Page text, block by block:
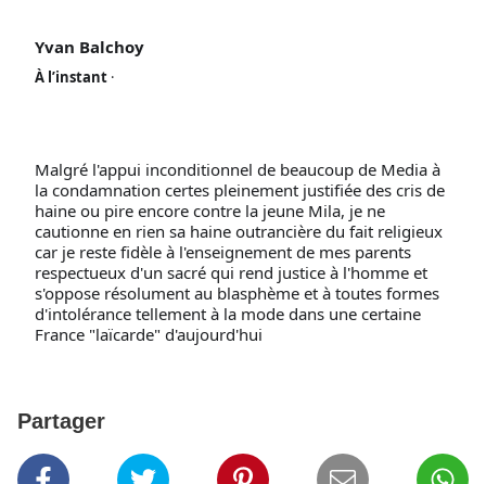
Yvan Balchoy
À l’instant ·
a
g
é
a
v
e
c
P
u
b
Malgré l'appui inconditionnel de beaucoup de Media à
la condamnation certes pleinement justifiée des cris de
haine ou pire encore contre la jeune Mila, je ne
cautionne en rien sa haine outrancière du fait religieux
car je reste fidèle à l'enseignement de mes parents
respectueux d'un sacré qui rend justice à l'homme et
s'oppose résolument au blasphème et à toutes formes
d'intolérance tellement à la mode dans une certaine
France "laïcarde" d'aujourd'hui
Partager